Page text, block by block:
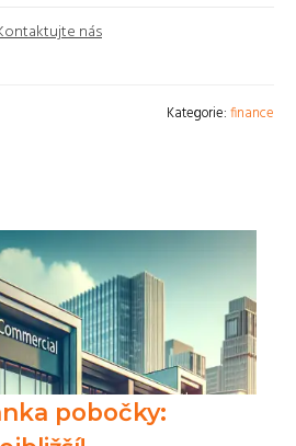
nás
Kategorie:finance
pobočky: